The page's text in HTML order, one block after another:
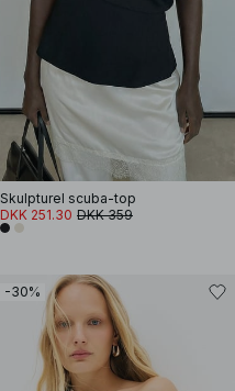
Skulpturel scuba-top
DKK 251.30 DKK 359
-30%